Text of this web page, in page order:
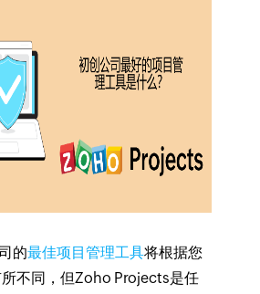
的最佳项目管理工具将根据您
不同，但Zoho Projects是任